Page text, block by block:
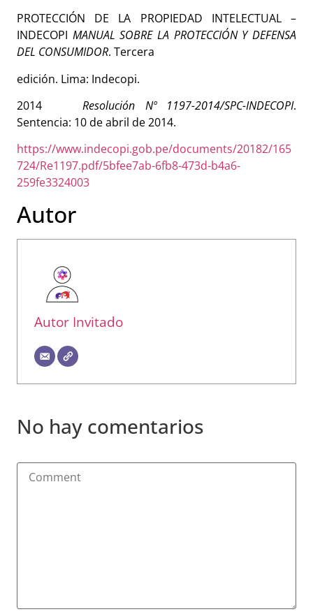
PROTECCIÓN DE LA PROPIEDAD INTELECTUAL –
INDECOPI MANUAL SOBRE LA PROTECCIÓN Y DEFENSA
DEL CONSUMIDOR. Tercera
edición. Lima: Indecopi.
2014 Resolución Nº 1197-2014/SPC-INDECOPI.
Sentencia: 10 de abril de 2014.
https://www.indecopi.gob.pe/documents/20182/165
724/Re1197.pdf/5bfee7ab-6fb8-473d-b4a6-
259fe3324003
Autor
Autor Invitado
No hay comentarios